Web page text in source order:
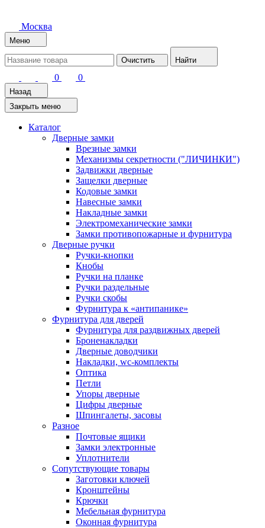
Москва
Меню
Очистить Найти
0 0
Назад
Закрыть меню
Каталог
Дверные замки
Врезные замки
Механизмы секретности ("ЛИЧИНКИ")
Задвижки дверные
Защелки дверные
Кодовые замки
Навесные замки
Накладные замки
Электромеханические замки
Замки противопожарные и фурнитура
Дверные ручки
Ручки-кнопки
Кнобы
Ручки на планке
Ручки раздельные
Ручки скобы
Фурнитура к «антипанике»
Фурнитура для дверей
Фурнитура для раздвижных дверей
Броненакладки
Дверные доводчики
Накладки, wc-комплекты
Оптика
Петли
Упоры дверные
Цифры дверные
Шпингалеты, засовы
Разное
Почтовые ящики
Замки электронные
Уплотнители
Сопутствующие товары
Заготовки ключей
Кронштейны
Крючки
Мебельная фурнитура
Оконная фурнитура